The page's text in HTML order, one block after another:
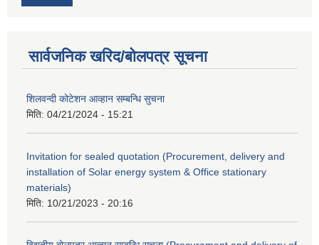
सार्वजनिक खरिद/बोलपत्र सूचना
शिलवन्दी कोटेशन आव्हान सम्बन्धि सुचना
मिति: 04/21/2024 - 15:21
Invitation for sealed quotation (Procurement, delivery and
installation of Solar energy system & Office stationary
materials)
मिति: 10/21/2023 - 20:16